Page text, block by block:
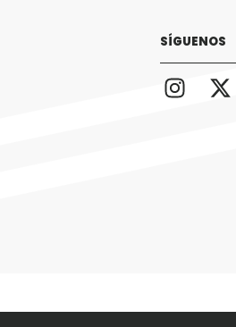
SÍGUENOS